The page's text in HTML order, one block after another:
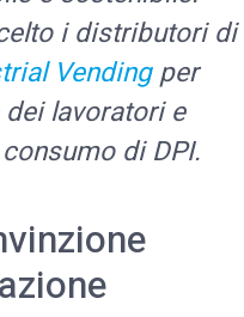
i distributori di
Vendingper
lavoratori e
di DPI.